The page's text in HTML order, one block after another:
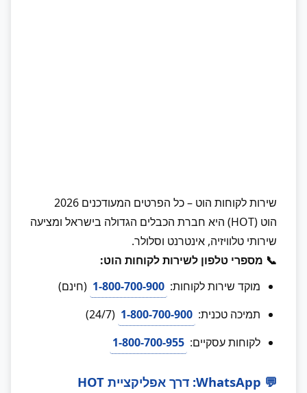
שירות לקוחות הוט – כל הפרטים המעודכנים 2026
הוט (HOT) היא חברת הכבלים הגדולה בישראל ומציעה
שירותי טלוויזיה, אינטרנט וסלולר.
📞 מספרי טלפון לשירות לקוחות הוט:
מוקד שירות לקוחות: 1-800-700-900 (חינם)
תמיכה טכנית: 1-800-700-900
(24/7)
לקוחות עסקיים: 1-800-700-955
💬 WhatsApp: דרך אפליקציית HOT